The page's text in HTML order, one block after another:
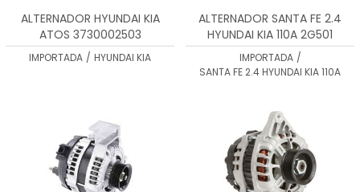
ALTERNADOR HYUNDAI KIA
ATOS 3730002503
IMPORTADA / HYUNDAI KIA
ALTERNADOR SANTA FE 2.4
HYUNDAI KIA 110A 2G501
2607928 373002G500
IMPORTADA /
SANTA FE 2.4 HYUNDAI KIA 110A